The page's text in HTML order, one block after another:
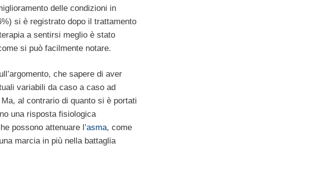
delle condizioni in
si è registrato dopo il trattamento
a sentirsi meglio è stato
si può facilmente notare.
che sapere di aver
variabili da caso a caso ad
Ma, al contrario di quanto si è portati
una risposta fisiologica
possono attenuare l’asma, come
marcia in più nella battaglia